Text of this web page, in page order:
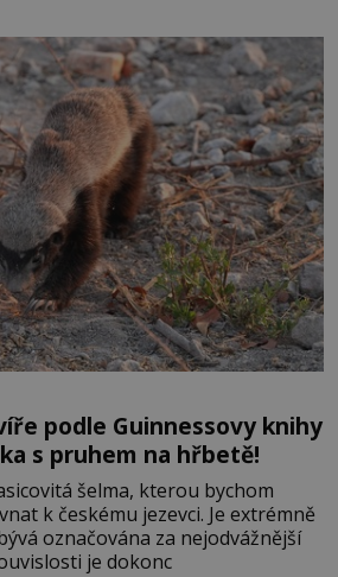
zakončit poznáváním památek ve
v termálním
podle Guinnessovy knihy
s pruhem na hřbetě!
šelma, kterou bychom
k českému jezevci. Je extrémně
označována za nejodvážnější
je dokonc